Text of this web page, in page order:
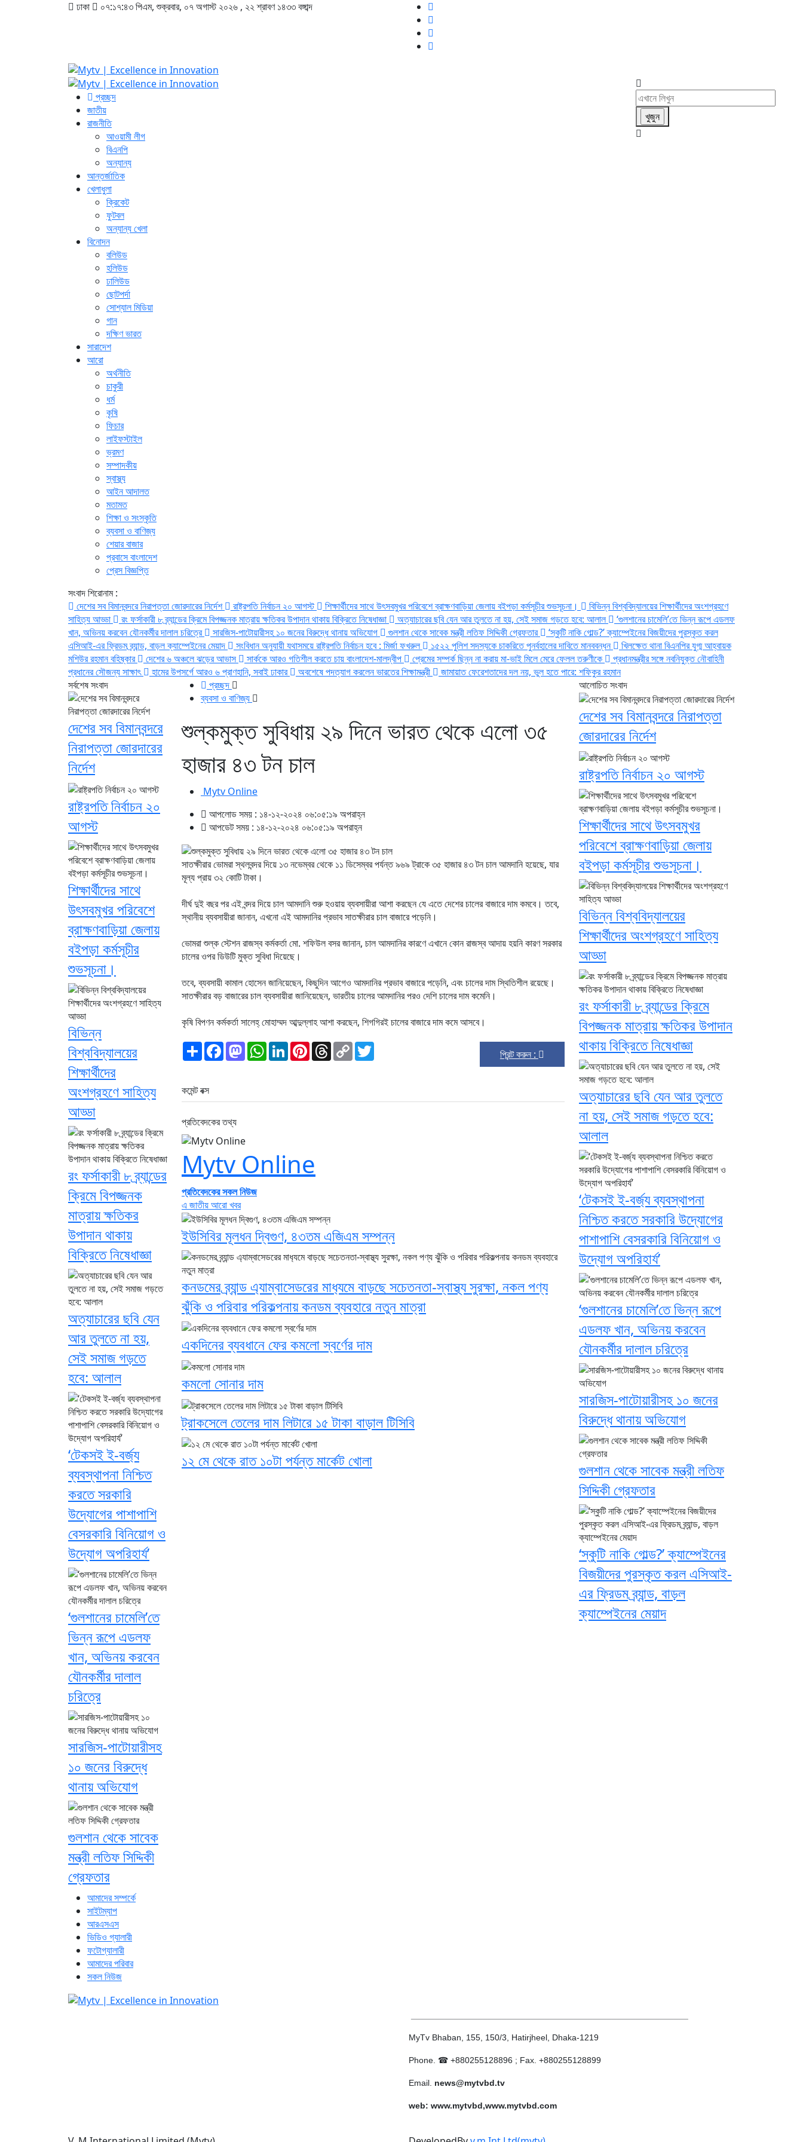
ঢাকা ০৭:১৭:৪৪ পিএম, শুক্রবার, ০৭ অগাস্ট ২০২৬ , ২২ শ্রাবণ ১৪৩৩বঙ্গাব্দ
প্রচ্ছদ
জাতীয়
রাজনীতি
আওয়ামী লীগ
বিএনপি
অন্যান্য
আন্তর্জাতিক
খেলাধুলা
ক্রিকেট
ফুটবল
অন্যান্য খেলা
বিনোদন
বলিউড
হলিউড
ঢালিউড
ছোটপর্দা
সোশ্যাল মিডিয়া
গান
দক্ষিণ ভারত
সারাদেশ
আরো
অর্থনীতি
চাকুরী
ধর্ম
কৃষি
ফিচার
লাইফস্টাইল
ভ্রমণ
সম্পাদকীয়
স্বাস্থ্য
আইন আদালত
মতামত
শিক্ষা ও সংস্কৃতি
ব্যবসা ও বাণিজ্য
শেয়ার বাজার
প্রবাসে বাংলাদেশ
প্রেস বিজ্ঞপ্তি
সংবাদ শিরোনাম :
দেশের সব বিমানবন্দরে নিরাপত্তা জোরদারের নির্দেশ
রাষ্ট্রপতি নির্বাচন ২০ আগস্ট শিক্ষার্থীদের সাথে উৎসবমুখর পরিবেশে ব্রাক্ষণবাড়িয়া জেলায় বইপড়া কর্মসূচীর শুভসূচনা।
বিভিন্ন বিশ্ববিদ্যালয়ের শিক্ষার্থীদের অংশগ্রহণে
সাহিত্য আড্ডা
রং ফর্সাকারী ৮ ব্র্যান্ডের ক্রিমে বিপজ্জনক মাত্রায় ক্ষতিকর উপাদান থাকায় বিক্রিতে নিষেধাজ্ঞা অত্যাচারের ছবি যেন আর তুলতে না হয়, সেই সমাজ গড়তে হবে: আলাল
‘গুলশানের চামেলি’তে ভিন্ন রূপে এডলফ
খান, অভিনয় করবেন যৌনকর্মীর দালাল চরিত্রে
সারজিস-পাটোয়ারীসহ ১০ জনের বিরুদ্ধে থানায় অভিযোগ গুলশান থেকে সাবেক মন্ত্রী লতিফ সিদ্দিকী গ্রেফতার
‘স্কুটি নাকি গোল্ড?’ ক্যাম্পেইনের বিজয়ীদের পুরস্কৃত করল
এসিআই-এর ফ্রিডম ব্র্যান্ড, বাড়ল ক্যাম্পেইনের মেয়াদ
সংবিধান অনুযায়ী যথাসময়ে রাষ্ট্রপতি নির্বাচন হবে : মির্জা ফখরুল ১৫২২ পুলিশ সদস্যকে চাকরিতে পুনর্বহালের দাবিতে মানববন্ধন
খিলক্ষেত থানা বিএনপির যুগ্ম আহ্বায়ক
মশিউর রহমান বহিষ্কার
দেশের ৬ অঞ্চলে ঝড়ের আভাস সার্ককে আরও গতিশীল করতে চায় বাংলাদেশ-মালদ্বীপ প্রেমের সম্পর্ক ছিন্ন না করায় মা-ভাই মিলে মেরে ফেলল তরুণীকে
প্রধানমন্ত্রীর সঙ্গে নবনিযুক্ত নৌবাহিনী
প্রধানের সৌজন্য সাক্ষাৎ
হামের উপসর্গে আরও ৬ প্রাণহানি, সবাই ঢাকার অবশেষে পদত্যাগ করলেন ভারতের শিক্ষামন্ত্রী
জামায়াত ফেরেশতাদের দল নয়, ভুল হতে পারে: শফিকুর রহমান
প্রচ্ছদ
ব্যবসা ও বাণিজ্য
শুল্কমুক্ত সুবিধায় ২৯ দিনে ভারত থেকে এলো ৩৫
হাজার ৪৩ টন চাল
Mytv Online
আপলোড সময় : ১৪-১২-২০২৪ ০৬:০৫:১৯ অপরাহ্ন
আপডেট সময় : ১৪-১২-২০২৪ ০৬:০৫:১৯ অপরাহ্ন
সাতক্ষীরার ভোমরা স্থলবন্দর দিয়ে ১৩ নভেম্বর থেকে ১১ ডিসেম্বর পর্যন্ত ৯৬৯ ট্রাকে ৩৫ হাজার ৪৩ টন চাল আমদানি হয়েছে, যার
মূল্য প্রায় ৩২ কোটি টাকা।
দীর্ঘ দুই বছর পর এই বন্দর দিয়ে চাল আমদানি শুরু হওয়ায় ব্যবসায়ীরা আশা করছেন যে এতে দেশের চালের বাজারে দাম কমবে। তবে,
স্থানীয় ব্যবসায়ীরা জানান, এখনো এই আমদানির প্রভাব সাতক্ষীরার চাল বাজারে পড়েনি।
ভোমরা শুল্ক স্টেশন রাজস্ব কর্মকর্তা মো. শফিউল বসর জানান, চাল আমদানির কারণে এখানে কোন রাজস্ব আদায় হয়নি কারণ সরকার
চালের ওপর ডিউটি মুক্ত সুবিধা দিয়েছে।
তবে, ব্যবসায়ী কামাল হোসেন জানিয়েছেন, কিছুদিন আগেও আমদানির প্রভাব বাজারে পড়েনি, এবং চালের দাম স্থিতিশীল রয়েছে।
সাতক্ষীরার বড় বাজারের চাল ব্যবসায়ীরা জানিয়েছেন, ভারতীয় চালের আমদানির পরও দেশি চালের দাম কমেনি।
কৃষি বিপণন কর্মকর্তা সালেহ্ মোহাম্মদ আব্দুল্লাহ আশা করছেন, শিগগিরই চালের বাজারে দাম কমে আসবে।
ShareFacebookMastodonWhatsApp
LinkedInPinterestThreads
Copy
Link প্রিন্ট করুন :
কমেন্ট বক্স
প্রতিবেদকের তথ্য
Mytv Online
প্রতিবেদকের সকল নিউজ
এ জাতীয় আরো খবর
ইউসিবির মূলধন দ্বিগুণ, ৪৩তম এজিএম সম্পন্ন
কনডমের ব্র্যান্ড এ‍্যাম্বাসেডরের মাধ‍্যমে বাড়ছে সচেতনতা-স্বাস্থ্য সুরক্ষা, নকল পণ্য
ঝুঁকি ও পরিবার পরিকল্পনায় কনডম ব্যবহারে নতুন মাত্রা
একদিনের ব্যবধানে ফের কমলো স্বর্ণের দাম
কমলো সোনার দাম
ট্রাকসেলে তেলের দাম লিটারে ১৫ টাকা বাড়াল টিসিবি
১২ মে থেকে রাত ১০টা পর্যন্ত মার্কেট খোলা
সর্বশেষ সংবাদ
দেশের সব বিমানবন্দরে
নিরাপত্তা জোরদারের
নির্দেশ
রাষ্ট্রপতি নির্বাচন ২০
আগস্ট
শিক্ষার্থীদের সাথে
উৎসবমুখর পরিবেশে
ব্রাক্ষণবাড়িয়া জেলায়
বইপড়া কর্মসূচীর
শুভসূচনা।
বিভিন্ন
বিশ্ববিদ্যালয়ের
শিক্ষার্থীদের
অংশগ্রহণে সাহিত্য
আড্ডা
রং ফর্সাকারী ৮ ব্র্যান্ডের
ক্রিমে বিপজ্জনক
মাত্রায় ক্ষতিকর
উপাদান থাকায়
বিক্রিতে নিষেধাজ্ঞা
অত্যাচারের ছবি যেন
আর তুলতে না হয়,
সেই সমাজ গড়তে
হবে: আলাল
‘টেকসই ই-বর্জ্য
ব্যবস্থাপনা নিশ্চিত
করতে সরকারি
উদ্যোগের পাশাপাশি
বেসরকারি বিনিয়োগ ও
উদ্যোগ অপরিহার্য’
‘গুলশানের চামেলি’তে
ভিন্ন রূপে এডলফ
খান, অভিনয় করবেন
যৌনকর্মীর দালাল
চরিত্রে
সারজিস-পাটোয়ারীসহ
১০ জনের বিরুদ্ধে
থানায় অভিযোগ
গুলশান থেকে সাবেক
মন্ত্রী লতিফ সিদ্দিকী
গ্রেফতার
আলোচিত সংবাদ
দেশের সব বিমানবন্দরে নিরাপত্তা
জোরদারের নির্দেশ
রাষ্ট্রপতি নির্বাচন ২০ আগস্ট
শিক্ষার্থীদের সাথে উৎসবমুখর
পরিবেশে ব্রাক্ষণবাড়িয়া জেলায়
বইপড়া কর্মসূচীর শুভসূচনা।
বিভিন্ন বিশ্ববিদ্যালয়ের
শিক্ষার্থীদের অংশগ্রহণে সাহিত্য
আড্ডা
রং ফর্সাকারী ৮ ব্র্যান্ডের ক্রিমে
বিপজ্জনক মাত্রায় ক্ষতিকর উপাদান
থাকায় বিক্রিতে নিষেধাজ্ঞা
অত্যাচারের ছবি যেন আর তুলতে
না হয়, সেই সমাজ গড়তে হবে:
আলাল
‘টেকসই ই-বর্জ্য ব্যবস্থাপনা
নিশ্চিত করতে সরকারি উদ্যোগের
পাশাপাশি বেসরকারি বিনিয়োগ ও
উদ্যোগ অপরিহার্য’
‘গুলশানের চামেলি’তে ভিন্ন রূপে
এডলফ খান, অভিনয় করবেন
যৌনকর্মীর দালাল চরিত্রে
সারজিস-পাটোয়ারীসহ ১০ জনের
বিরুদ্ধে থানায় অভিযোগ
গুলশান থেকে সাবেক মন্ত্রী লতিফ
সিদ্দিকী গ্রেফতার
‘স্কুটি নাকি গোল্ড?’ ক্যাম্পেইনের
বিজয়ীদের পুরস্কৃত করল এসিআই-
এর ফ্রিডম ব্র্যান্ড, বাড়ল
ক্যাম্পেইনের মেয়াদ
আমাদের সম্পর্কে
সাইটম্যাপ
আরএসএস
ভিডিও গ্যালারী
ফটোগ্যালারী
আমাদের পরিবার
সকল নিউজ
MyTv Bhaban, 155, 150/3, Hatirjheel, Dhaka-1219
Phone. ☎ +880255128896 ; Fax. +880255128899
Email. news@mytvbd.tv
web: www.mytvbd,www.mytvbd.com